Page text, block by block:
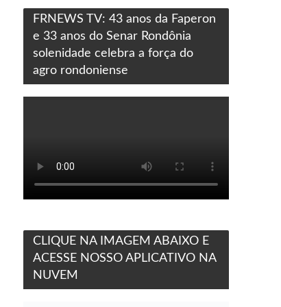
FRNEWS TV: 43 anos da Faperon
e 33 anos do Senar Rondônia
solenidade celebra a força do
agro rondoniense
CLIQUE NA IMAGEM ABAIXO E
ACESSE NOSSO APLICATIVO NA
NUVEM